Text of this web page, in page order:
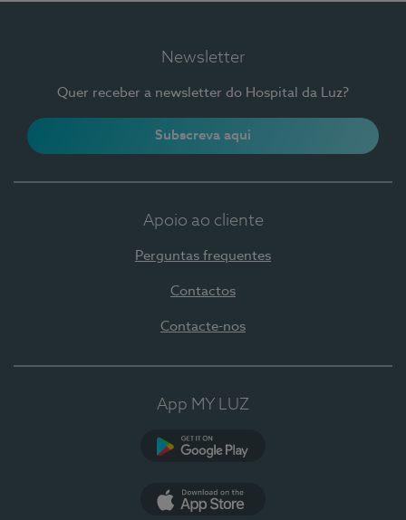
Newsletter
Quer receber a newsletter do Hospital da Luz?
Subscreva aqui
Apoio ao cliente
Perguntas frequentes
Contactos
Contacte-nos
App MY LUZ